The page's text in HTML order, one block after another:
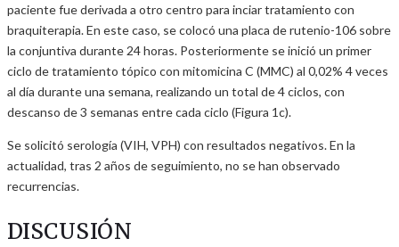
paciente fue derivada a otro centro para inciar tratamiento con
braquiterapia. En este caso, se colocó una placa de rutenio-106 sobre
la conjuntiva durante 24 horas. Posteriormente se inició un primer
ciclo de tratamiento tópico con mitomicina C (MMC) al 0,02% 4 veces
al día durante una semana, realizando un total de 4 ciclos, con
descanso de 3 semanas entre cada ciclo (Figura 1c).
Se solicitó serología (VIH, VPH) con resultados negativos. En la
actualidad, tras 2 años de seguimiento, no se han observado
recurrencias.
DISCUSIÓN